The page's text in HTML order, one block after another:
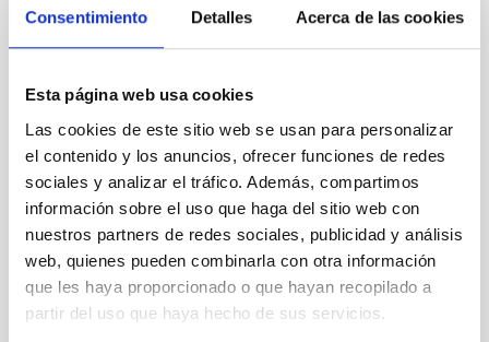
Consentimiento Detalles Acerca de las cookies
Esta página web usa cookies
Las cookies de este sitio web se usan para personalizar
el contenido y los anuncios, ofrecer funciones de redes
sociales y analizar el tráfico. Además, compartimos
información sobre el uso que haga del sitio web con
nuestros partners de redes sociales, publicidad y análisis
web, quienes pueden combinarla con otra información
que les haya proporcionado o que hayan recopilado a
partir del uso que haya hecho de sus servicios.
BIA_0123
BIA_0125